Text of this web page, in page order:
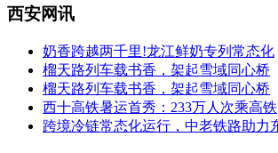
西安网讯
奶香跨越两千里!龙江鲜奶专列常态化
榴天路列车载书香，架起雪域同心桥
榴天路列车载书香，架起雪域同心桥
西十高铁暑运首秀：233万人次乘高铁
跨境冷链常态化运行，中老铁路助力